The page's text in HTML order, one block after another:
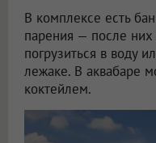
В комплексе есть
парения — после
погрузиться в воду
лежаке. В аквабаре
коктейлем.